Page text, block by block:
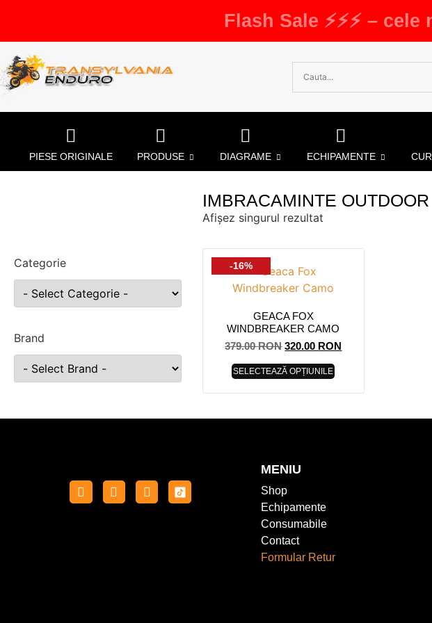
Flash Sale ⚡⚡⚡ –
PIESE ORIGINALE PRODUSE DIAGRAME ECHIPAMENTE
Categorie
Brand
IMBRACAMINTE OUTDOOR
Afișez singurul rezultat
-16%
GEACA FOX
WINDBREAKER CAMO
379.00RON 320.00 RON
SELECTEAZĂ OPȚIUNILE
MENIU
Shop
Echipamente
Consumabile
Contact
Formular Retur